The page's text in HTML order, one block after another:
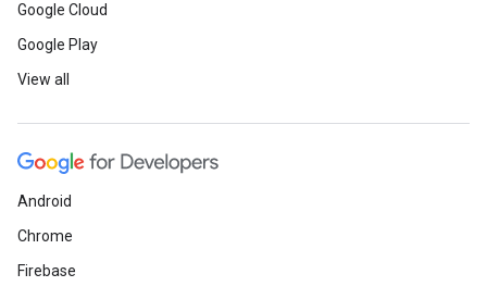
Google Cloud
Google Play
View all
Android
Chrome
Firebase